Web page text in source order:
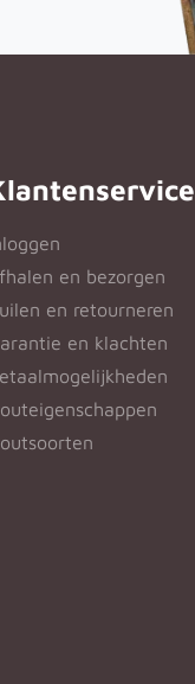
en bezorgen
en retourneren
en klachten